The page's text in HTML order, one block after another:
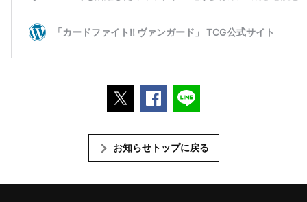
ポストするFacebookでシェアする
お知らせトップに戻る